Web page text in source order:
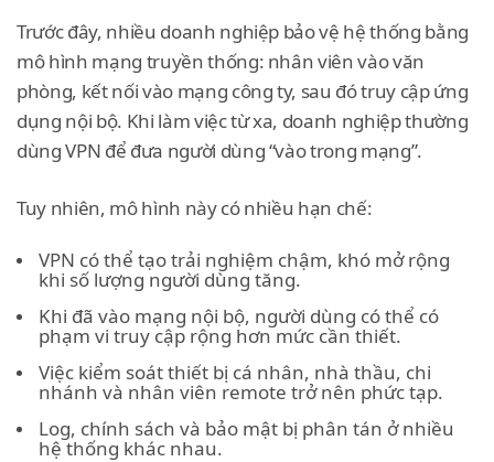
Trước đây, nhiều doanh nghiệp bảo vệ hệ thống bằng
mô hình mạng truyền thống: nhân viên vào văn
phòng, kết nối vào mạng công ty, sau đó truy cập ứng
dụng nội bộ. Khi làm việc từ xa, doanh nghiệp thường
dùng VPN để đưa người dùng “vào trong mạng”.
Tuy nhiên, mô hình này có nhiều hạn chế:
VPN có thể tạo trải nghiệm chậm, khó mở rộng
khi số lượng người dùng tăng.
Khi đã vào mạng nội bộ, người dùng có thể có
phạm vi truy cập rộng hơn mức cần thiết.
Việc kiểm soát thiết bị cá nhân, nhà thầu, chi
nhánh và nhân viên remote trở nên phức tạp.
Log, chính sách và bảo mật bị phân tán ở nhiều
hệ thống khác nhau.